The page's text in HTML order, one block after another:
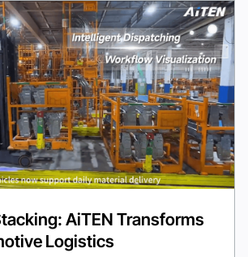
AiTEN Transforms
Logistics